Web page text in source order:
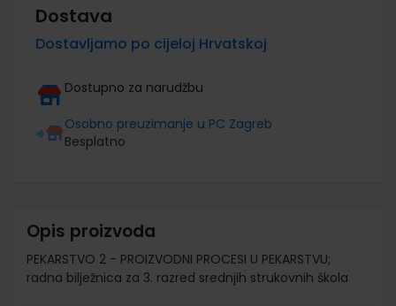
Dostava
Dostavljamo po cijeloj Hrvatskoj
Dostupno za narudžbu
Osobno preuzimanje u PC Zagreb
Besplatno
Opis proizvoda
PEKARSTVO 2 - PROIZVODNI PROCESI U PEKARSTVU;
radna bilježnica za 3. razred srednjih strukovnih škola